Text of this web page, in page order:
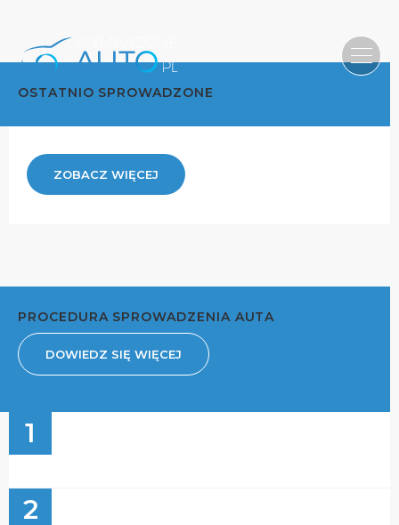
OSTATNIO SPROWADZONE
ZOBACZ WIĘCEJ
PROCEDURA SPROWADZENIA AUTA
DOWIEDZ SIĘ WIĘCEJ
1
2